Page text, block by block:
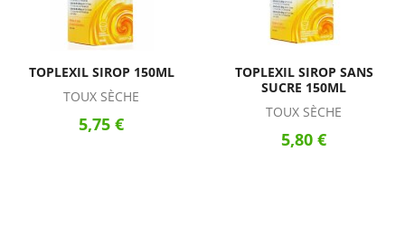
TOPLEXIL SIROP 150ML
TOUX SÈCHE
5,75 €
TOPLEXIL SIROP SANS
SUCRE 150ML
TOUX SÈCHE
5,80 €